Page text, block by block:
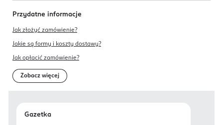
Przydatne informacje
Jak złożyć zamówienie?
Jakie są formy i koszty dostawy?
Jak opłacić zamówienie?
Zobacz więcej
Gazetka